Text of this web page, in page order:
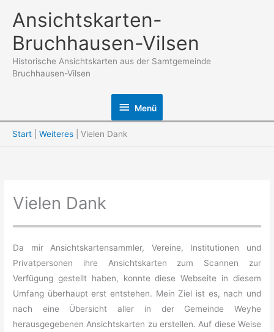
Inhalt
springen
Ansichtskarten-
Bruchhausen-Vilsen
Historische Ansichtskarten aus der Samtgemeinde
Bruchhausen-Vilsen
Menü
Menü
Start Weiteres Vielen Dank
Vielen Dank
Da mir Ansichtskartensammler, Vereine, Institutionen und
Privatpersonen ihre Ansichtskarten zum Scannen zur
Verfügung gestellt haben, konnte diese Webseite in diesem
Umfang überhaupt erst entstehen. Mein Ziel ist es, nach und
nach eine Übersicht aller in der Gemeinde Weyhe
herausgegebenen Ansichtskarten zu erstellen. Auf diese Weise